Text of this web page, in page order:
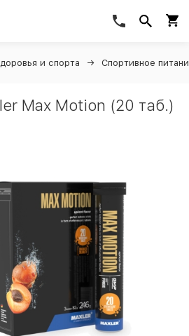
и спорта Спортивное
Max Motion (20 таб.)